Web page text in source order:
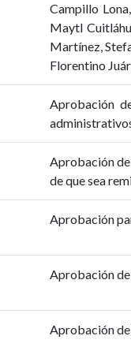
Campillo
Maytl
Martínez,
Florentino
Aprobación
Aprobación
de que sea
Aprobación
Aprobación
Aprobación